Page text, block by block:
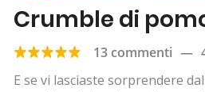
Crumble di
13 commenti —
E se vi lasciaste sorprendere